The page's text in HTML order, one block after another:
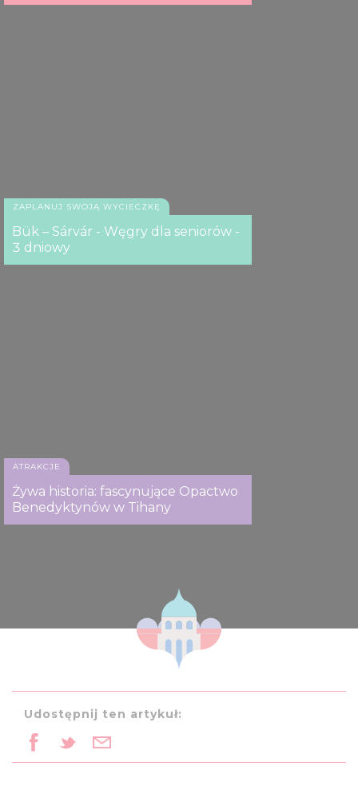
ZAPLANUJ SWOJĄ WYCIECZKĘ
Bük – Sárvár - Węgry dla seniorów -
3 dniowy
ATRAKCJE
Żywa historia: fascynujące Opactwo
Benedyktynów w Tihany
Udostępnij ten artykuł: